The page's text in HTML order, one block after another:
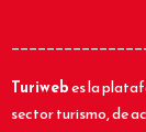
Turiwebes la
sector turismo, de